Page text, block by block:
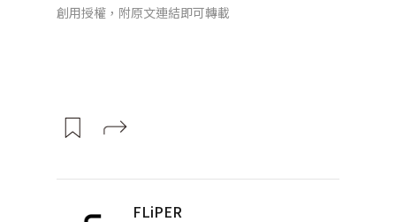
創用授權，附原文連結即可轉載
FLiPER